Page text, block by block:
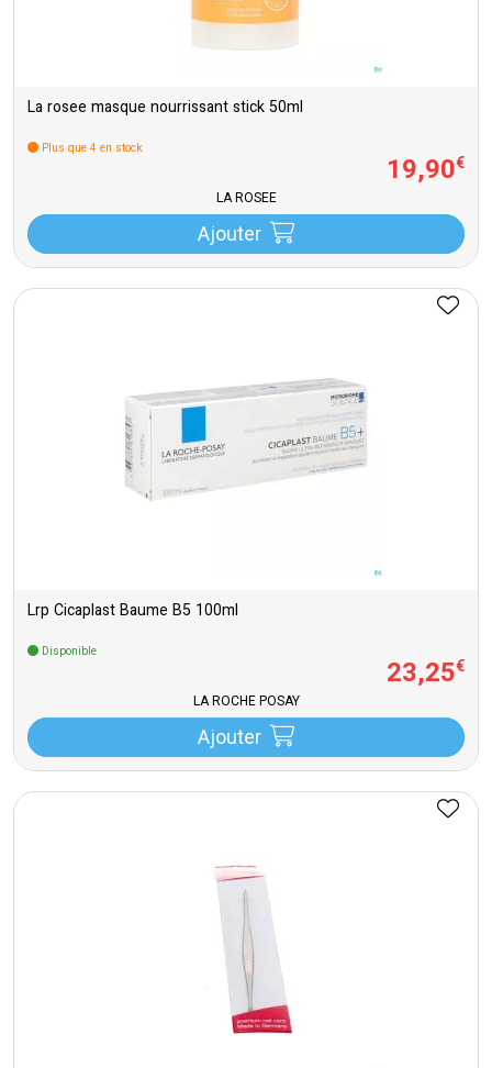
La rosee masque nourrissant stick 50ml
Plus que 4 en stock
19,90€
LA ROSÉE
Ajouter
Lrp Cicaplast Baume B5 100ml
Disponible
23,25€
LA ROCHE POSAY
Ajouter